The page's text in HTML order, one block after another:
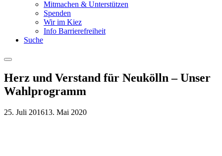
Mitmachen & Unterstützen
Spenden
Wir im Kiez
Info Barrierefreiheit
Suche
Menu
Herz und Verstand für Neukölln – Unser
Wahlprogramm
25. Juli 201613. Mai 2020